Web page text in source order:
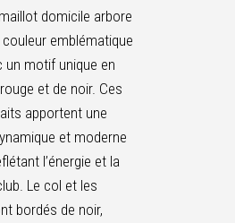
domicile arbore
emblématique
un motif unique en
et de noir. Ces
apportent une
et moderne
l’énergie et la
Le col et les
bordés de noir,